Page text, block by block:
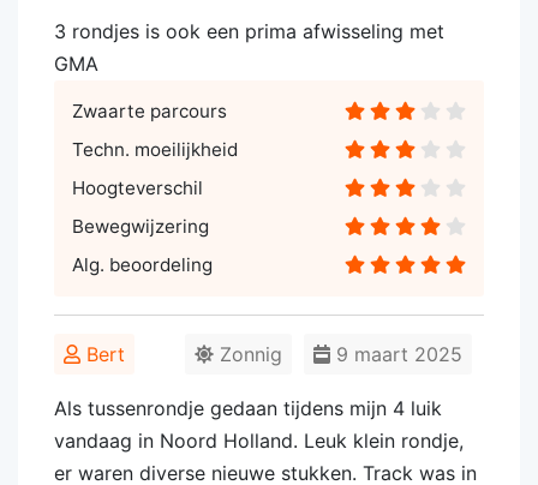
3 rondjes is ook een prima afwisseling met
GMA
Zwaarte parcours
Techn. moeilijkheid
Hoogteverschil
Bewegwijzering
Alg. beoordeling
Bert 9 maart 2025
Zonnig
Als tussenrondje gedaan tijdens mijn 4 luik
vandaag in Noord Holland. Leuk klein rondje,
er waren diverse nieuwe stukken. Track was in